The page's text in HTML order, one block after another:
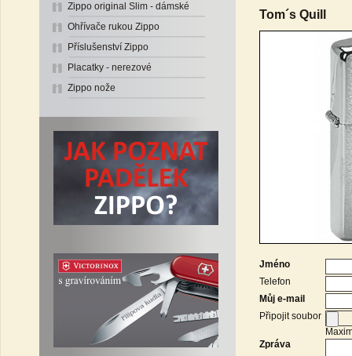
Zippo original Slim - dámské
Ohřívače rukou Zippo
Příslušenství Zippo
Placatky - nerezové
Zippo nože
Tom´s Quill
Jméno
Telefon
Můj e-mail
Připojit soubor
Zpráva